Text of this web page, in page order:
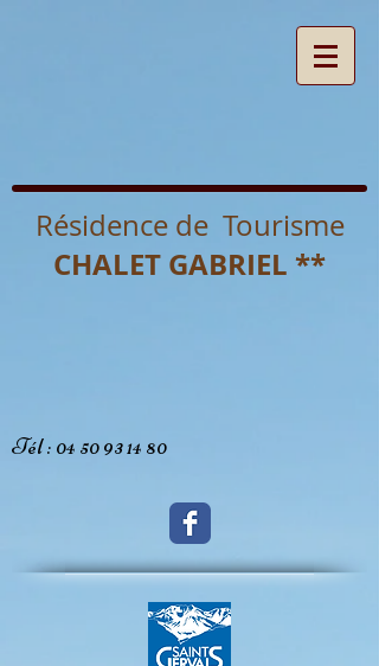
Résidence de Tourisme
CHALET GABRIEL **
Tél : 04 50 93 14 80